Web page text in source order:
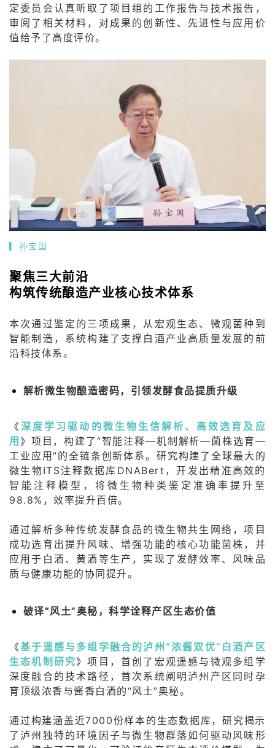
定委员会认真听取了项目组的工作报告与技术报告，
审阅了相关材料，对成果的创新性、先进性与应用价
值给予了高度评价。
孙宝国
聚焦三大前沿
构筑传统酿造产业核心技术体系
本次通过鉴定的三项成果，从宏观生态、微观菌种到
智能制造，系统构建了支撑白酒产业高质量发展的前
沿科技体系。
解析微生物酿造密码，引领发酵食品提质升级
《深度学习驱动的微生物生信解析、高效选育及应
用 》项目，构建了“智能注释—机制解析—菌株选育—
工业应用”的全链条创新体系。研究构建了全球最大的
微生物ITS注释数据库DNABert，开发出精准高效的
智能注释模型，将微生物种类鉴定准确率提升至
98.8%，效率提升百倍。
通过解析多种传统发酵食品的微生物共生网络，项目
成功选育出提升风味、增强功能的核心功能菌株，并
应用于白酒、黄酒等生产，实现了发酵效率、风味品
质与健康功能的协同提升。
破译“风土”奥秘，科学诠释产区生态价值
《基于遥感与多组学融合的泸州“浓酱双优”白酒产区
生态机制研究》项目，首创了宏观遥感与微观多组学
深度融合的技术路径，首次系统阐明泸州产区同时孕
育顶级浓香与酱香白酒的“风土”奥秘。
通过构建涵盖近7000份样本的生态数据库，研究揭示
了泸州独特的环境因子与微生物群落如何驱动风味形